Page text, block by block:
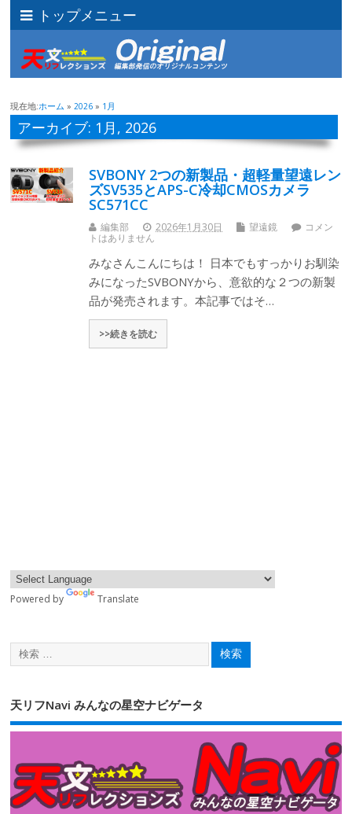
トップメニュー
現在地:ホーム »2026 » 1月
アーカイブ: 1月, 2026
SVBONY 2つの新製品・超軽量望遠レン
ズSV535とAPS-C冷却CMOSカメラ
SC571CC
編集部 2026年1月30日 望遠鏡
コメン
トはありません
みなさんこんにちは！ 日本でもすっかりお馴染
みになったSVBONYから、意欲的な２つの新製
品が発売されます。本記事ではそ…
>>続きを読む
Powered by Translate
天リフNavi みんなの星空ナビゲータ